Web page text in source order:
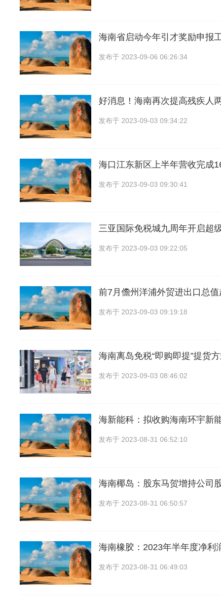
海南省启动今年引才奖励申报
发布于 2023-09-06 06:26:34
好消息！海南再次提高残疾人
发布于 2023-09-03 09:34:22
海口江东新区上半年营收完成
发布于 2023-09-03 09:30:41
三亚国际免税城九周年开启超
发布于 2023-09-03 09:22:05
前7月儋州洋浦外贸进出口总
发布于 2023-09-03 09:19:18
海南离岛免税“即购即提”提货
发布于 2023-09-03 08:46:02
海新能科：拟收购海南环宇新
发布于 2023-08-31 06:52:10
海南椰岛：股东马贺增持公司
发布于 2023-08-31 06:50:57
海南橡胶：2023年半年度净利
发布于 2023-08-31 06:49:03